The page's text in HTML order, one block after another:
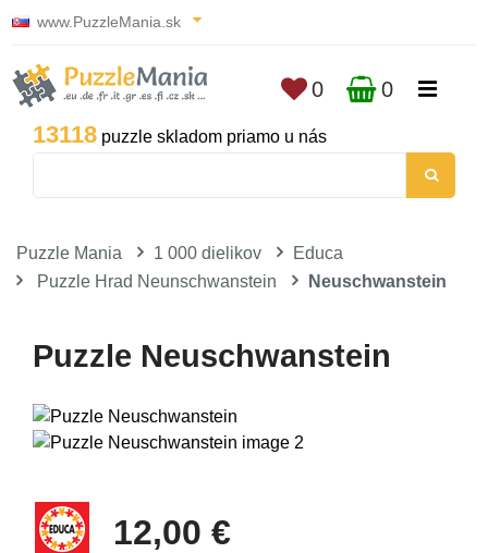
www.PuzzleMania.sk
13118 puzzle skladom priamo u nás
0 0
Puzzle Mania 1 000 dielikov
Educa
Puzzle Hrad Neunschwanstein
Neuschwanstein
Puzzle Neuschwanstein
12,00 €